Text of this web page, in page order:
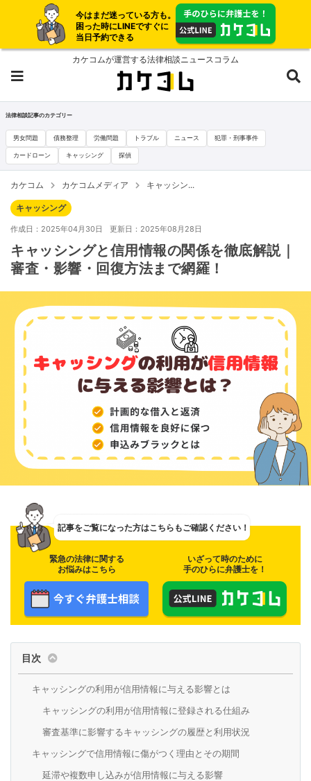
今はまだ迷っている方も。
困った時にLINEですぐに
当日予約できる
カケコムが運営する法律相談ニュースコラム
法律相談記事のカテゴリー
男女問題 債務整理 労働問題 トラブル ニュース 犯罪・刑事事件
カードローン キャッシング 探偵
カケコム カケコムメディア キャッシン...
キャッシング
作成日：2025年04月30日 更新日：2025年08月28日
キャッシングと信用情報の関係を徹底解説｜
審査・影響・回復方法まで網羅！
記事をご覧になった方はこちらもご確認ください！
緊急の法律に関する
お悩みはこちら
いざって時のために
手のひらに弁護士を！
目次
キャッシングの利用が信用情報に与える影響とは
キャッシングの利用が信用情報に登録される仕組み
審査基準に影響するキャッシングの履歴と利用状況
キャッシングで信用情報に傷がつく理由とその期間
延滞や複数申し込みが信用情報に与える影響